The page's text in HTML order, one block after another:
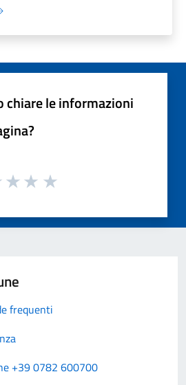
chiare le informazioni
frequenti
+39 0782 600700